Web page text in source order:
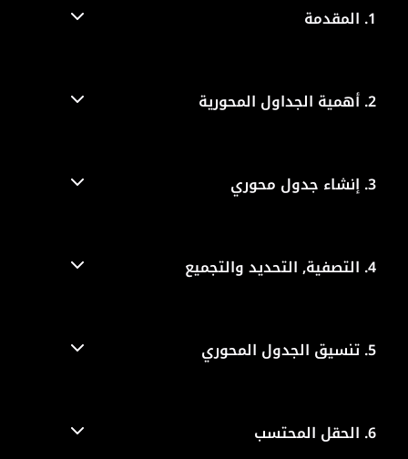
1. المقدمة
2. أهمية الجداول المحورية
3. إنشاء جدول محوري
4. التصفية, التحديد والتجميع
5. تنسيق الجدول المحوري
6. الحقل المحتسب